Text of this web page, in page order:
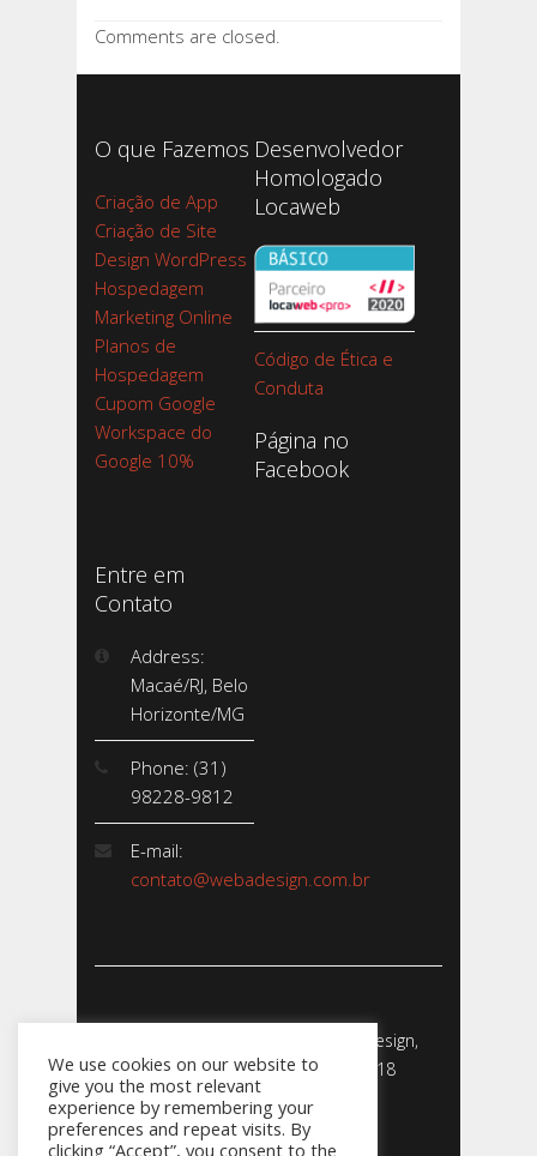
Comments are closed.
O que Fazemos
Criação de App
Criação de Site
Design WordPress
Hospedagem
Marketing Online
Planos de
Hospedagem
Cupom Google
Workspace do
Google 10%
Desenvolvedor
Homologado
Locaweb
Código de Ética e
Conduta
Página no
Facebook
Entre em
Contato
Address:
Macaé/RJ, Belo
Horizonte/MG
Phone: (31)
98228-9812
E-mail:
contato@webadesign.com.br
Webadesign - Empresa de Webdesign,
Desenvolvimento de Sites - 2018
CNPJ: 23.856.204/0001-­24
We use cookies on our website to
give you the most relevant
experience by remembering your
preferences and repeat visits. By
clicking “Accept”, you consent to the